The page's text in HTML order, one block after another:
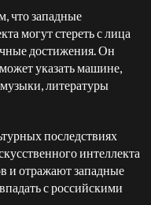
что западные
могут стереть с лица
достижения. Он
указать машине,
литературы
последствиях
интеллекта
и отражают западные
с российскими